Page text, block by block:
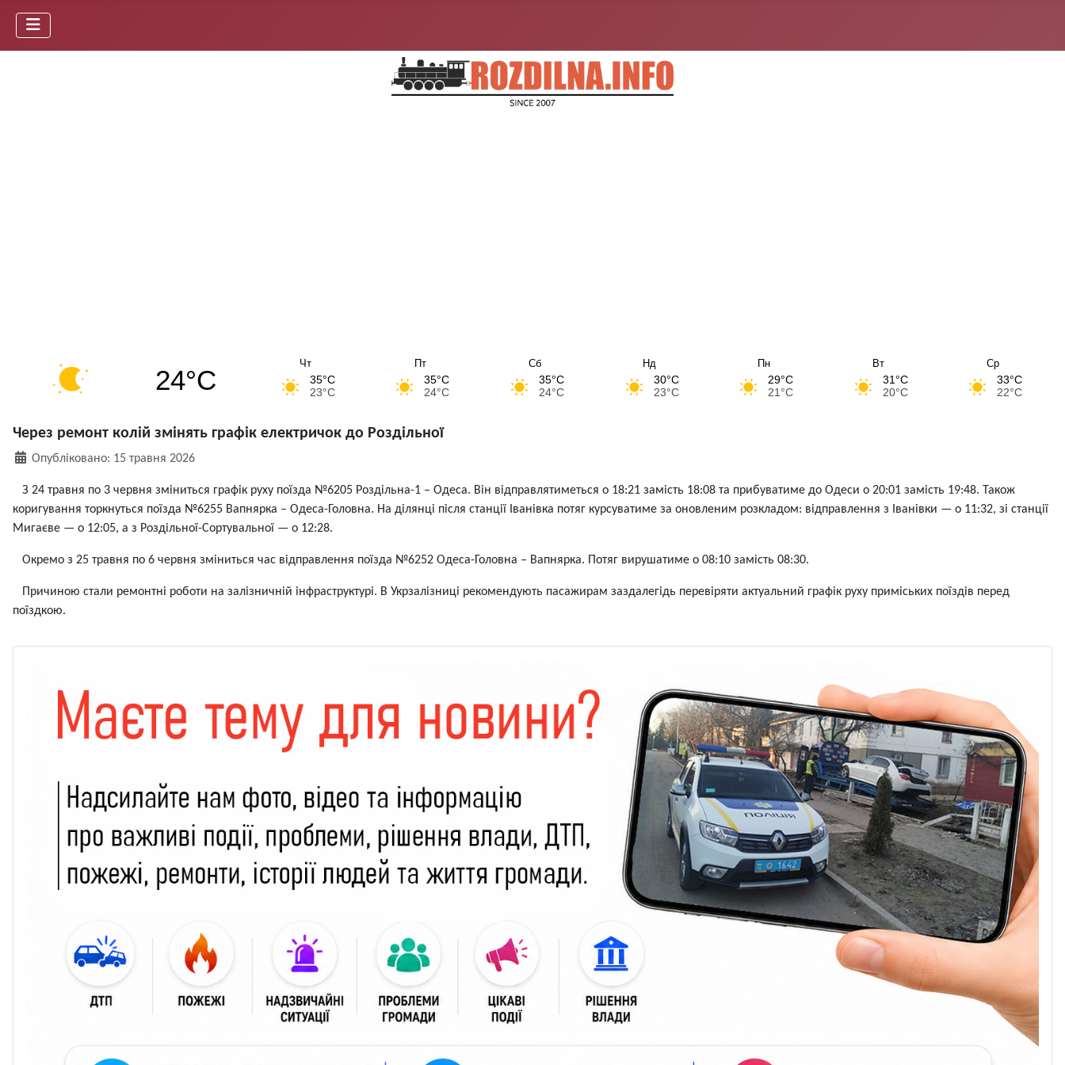
24°C
Чт
35°C
23°C
Пт
35°C
24°C
Сб
35°C
24°C
Нд
30°C
23°C
Пн
29°C
21°C
Вт
31°C
20°C
Ср
33°C
22°C
Через ремонт колій змінять графік електричок до Роздільної
ДеталіОпубліковано: 15 травня 2026
З 24 травня по 3 червня зміниться графік руху поїзда №6205 Роздільна-1 – Одеса. Він відправлятиметься о 18:21 замість 18:08 та прибуватиме до Одеси о 20:01 замість 19:48. Також
коригування торкнуться поїзда №6255 Вапнярка – Одеса-Головна. На ділянці після станції Іванівка потяг курсуватиме за оновленим розкладом: відправлення з Іванівки — о 11:32, зі станції
Мигаєве — о 12:05, а з Роздільної-Сортувальної — о 12:28.
Окремо з 25 травня по 6 червня зміниться час відправлення поїзда №6252 Одеса-Головна – Вапнярка. Потяг вирушатиме о 08:10 замість 08:30.
Причиною стали ремонтні роботи на залізничній інфраструктурі. В Укрзалізниці рекомендують пасажирам заздалегідь перевіряти актуальний графік руху приміських поїздів перед
поїздкою.